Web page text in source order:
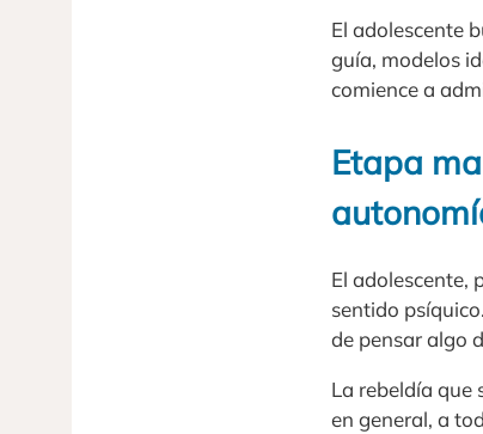
El adolescente
guía, modelos
comience a
Etapa
El adolescente,
sentido
de pensar algo
La rebeldía que
en general, a